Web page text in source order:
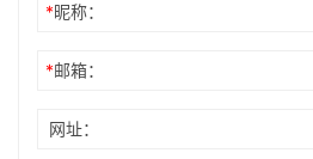
*昵称：
*邮箱：
网址：